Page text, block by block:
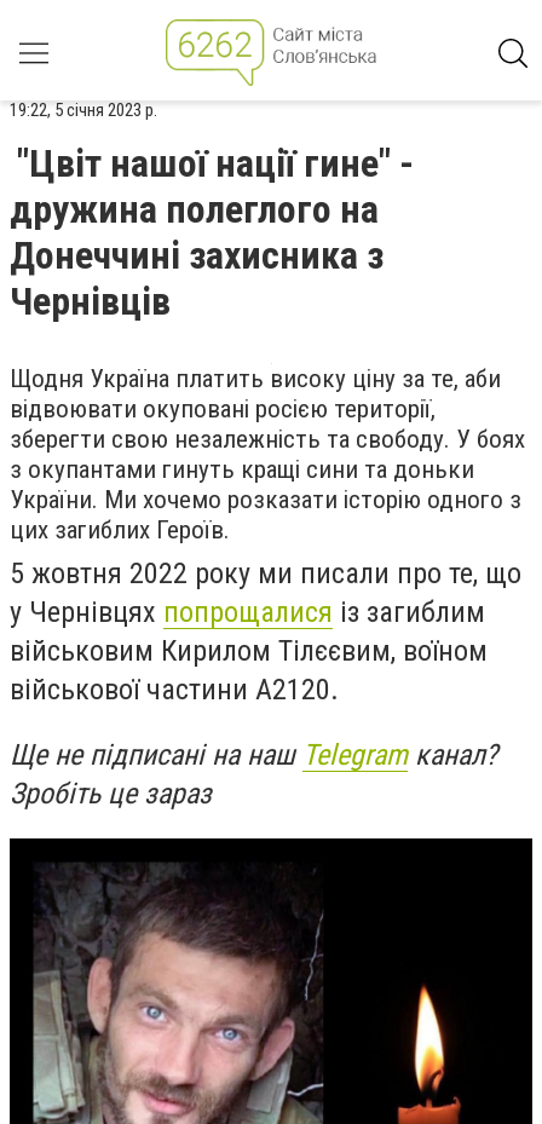
19:22, 5 січня 2023 р.
"Цвіт нашої нації гине" -
дружина полеглого на
Донеччині захисника з
Чернівців
Щодня Україна платить високу ціну за те, аби
відвоювати окуповані росією території,
зберегти свою незалежність та свободу. У боях
з окупантами гинуть кращі сини та доньки
України. Ми хочемо розказати історію одного з
цих загиблих Героїв.
5 жовтня 2022 року ми писали про те, що
у Чернівцях попрощалися із загиблим
військовим Кирилом Тілєєвим, воїном
військової частини А2120.
Ще не підписані на наш Telegramканал?
Зробіть це зараз